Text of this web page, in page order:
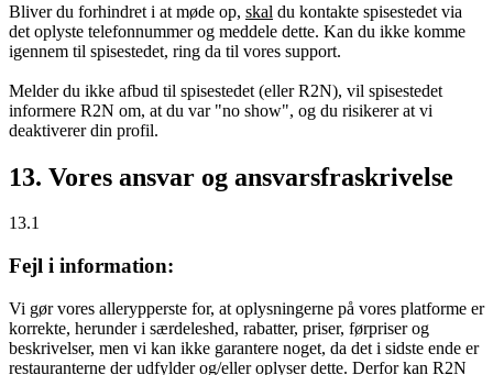
Bliver du forhindret i at møde op, skal du kontakte spisestedet via
det oplyste telefonnummer og meddele dette. Kan du ikke komme
igennem til spisestedet, ring da til vores support.
Melder du ikke afbud til spisestedet (eller R2N), vil spisestedet
informere R2N om, at du var "no show", og du risikerer at vi
deaktiverer din profil.
13. Vores ansvar og ansvarsfraskrivelse
13.1
Fejl i information:
Vi gør vores allerypperste for, at oplysningerne på vores platforme er
korrekte, herunder i særdeleshed, rabatter, priser, førpriser og
beskrivelser, men vi kan ikke garantere noget, da det i sidste ende er
restauranterne der udfylder og/eller oplyser dette. Derfor kan R2N